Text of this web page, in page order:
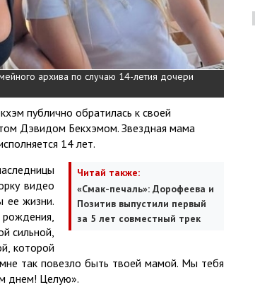
архива по случаю 14-летия дочери
публично обратилась к своей
Дэвидом Бекхэмом. Звездная мама
14 лет.
Читай также:
«Смак-печаль»: Дорофеева и
Позитив выпустили первый
за 5 лет совместный трек
видео
ее жизни.
сильной,
которой
так повезло быть твоей мамой. Мы тебя
днем! Целую».